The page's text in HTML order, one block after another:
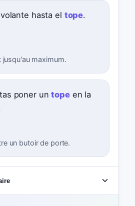
hasta el tope.
jusqu'au maximum.
poner untopeen la
un butoir de porte.